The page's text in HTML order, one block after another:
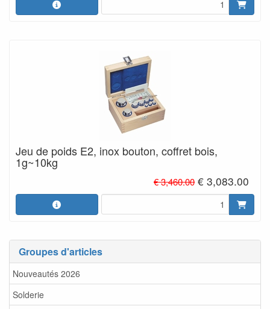
Groupes d'articles
Nouveautés 2026
Solderie
Jeu de poids E2, inox bouton, coffret bois,
1g~10kg
€ 3,460.00 € 3,083.00